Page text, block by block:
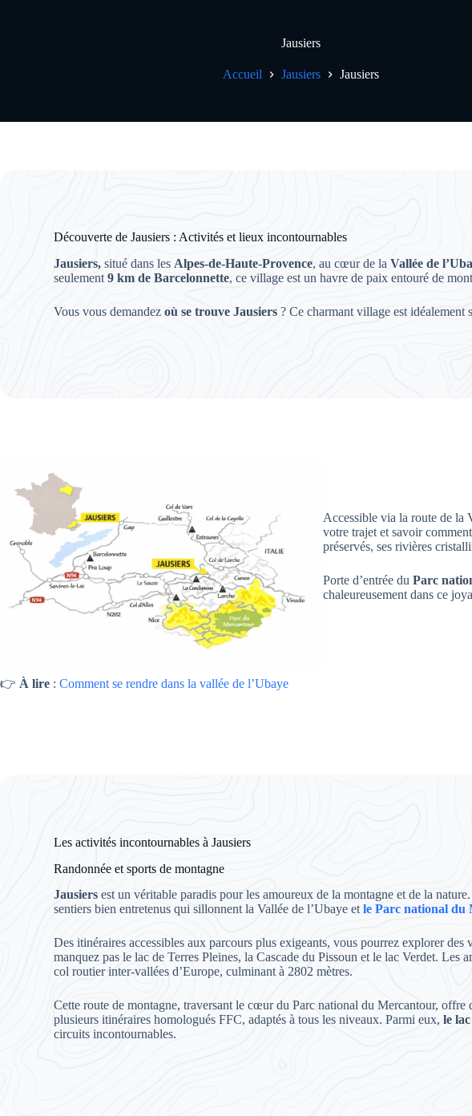
Jausiers
Accueil Jausiers Jausiers
Découverte de Jausiers : Activités et lieux incontournables
Jausiers, situé dans les Alpes-de-Haute-Provence, au cœur de laVallée de
seulement9 km de Barcelonnette, ce village est un havre de paix entouré de
Vous vous demandezoù se trouve Jausiers ? Ce charmant village est idéalement
Accessible via la route de la
votre trajet et savoir
préservés, ses rivières
Porte d’entrée duParc
chaleureusement dans ce
👉 À lire : Comment se rendre dans la vallée de l’Ubaye
Les activités incontournables à Jausiers
Randonnée et sports de montagne
Jausiersest un véritable paradis pour les amoureux de la montagne et de la
sentiers bien entretenus qui sillonnent la Vallée de l’Ubaye etle Parc national du
Des itinéraires accessibles aux parcours plus exigeants, vous pourrez explorer
manquez pas le lac de Terres Pleines, la Cascade du Pissoun et le lac Verdet.
col routier inter-vallées d’Europe, culminant à 2802 mètres.
Cette route de montagne, traversant le cœur du Parc national du Mercantour,
plusieurs itinéraires homologués FFC, adaptés à tous les niveaux. Parmi eux,le
circuits incontournables.